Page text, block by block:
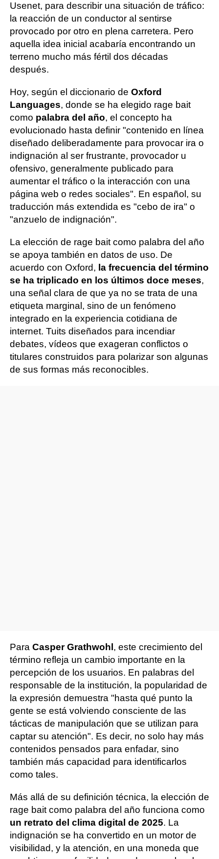
Usenet, para describir una situación de tráfico:
la reacción de un conductor al sentirse
provocado por otro en plena carretera. Pero
aquella idea inicial acabaría encontrando un
terreno mucho más fértil dos décadas
después.
Hoy, según el diccionario de Oxford
Languages, donde se ha elegido rage bait
como palabra del año, el concepto ha
evolucionado hasta definir "contenido en línea
diseñado deliberadamente para provocar ira o
indignación al ser frustrante, provocador u
ofensivo, generalmente publicado para
aumentar el tráfico o la interacción con una
página web o redes sociales". En español, su
traducción más extendida es "cebo de ira" o
"anzuelo de indignación".
La elección de rage bait como palabra del año
se apoya también en datos de uso. De
acuerdo con Oxford, la frecuencia del término
se ha triplicado en los últimos doce meses,
una señal clara de que ya no se trata de una
etiqueta marginal, sino de un fenómeno
integrado en la experiencia cotidiana de
internet. Tuits diseñados para incendiar
debates, vídeos que exageran conflictos o
titulares construidos para polarizar son algunas
de sus formas más reconocibles.
Para Casper Grathwohl , este crecimiento del
término refleja un cambio importante en la
percepción de los usuarios. En palabras del
responsable de la institución, la popularidad de
la expresión demuestra "hasta qué punto la
gente se está volviendo consciente de las
tácticas de manipulación que se utilizan para
captar su atención". Es decir, no solo hay más
contenidos pensados para enfadar, sino
también más capacidad para identificarlos
como tales.
Más allá de su definición técnica, la elección de
rage bait como palabra del año funciona como
un retrato del clima digital de 2025. La
indignación se ha convertido en un motor de
visibilidad, y la atención, en una moneda que